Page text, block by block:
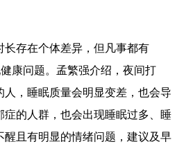
存在个体差异，但凡事都有
康问题。孟繁强介绍，夜间打
，睡眠质量会明显变差，也会导
的人群，也会出现睡眠过多、睡
且有明显的情绪问题，建议及早